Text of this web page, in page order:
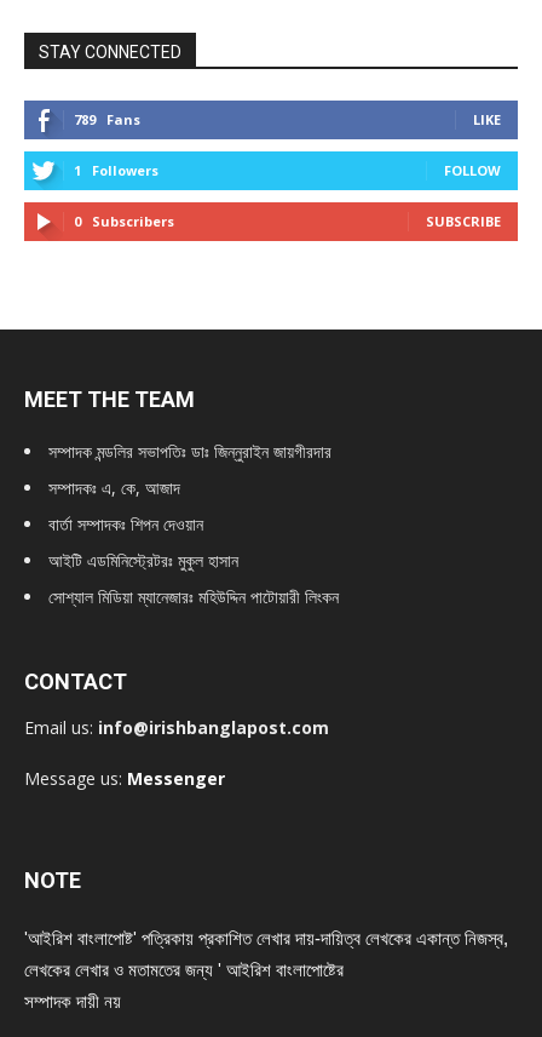
STAY CONNECTED
789 Fans LIKE
1 Followers FOLLOW
0 Subscribers SUBSCRIBE
MEET THE TEAM
সম্পাদক মন্ডলির সভাপতিঃ ডাঃ জিন্নুরাইন জায়গীরদার
সম্পাদকঃ এ, কে, আজাদ
বার্তা সম্পাদকঃ শিপন দেওয়ান
আইটি এডমিনিস্ট্রেটরঃ মুকুল হাসান
সোশ্যাল মিডিয়া ম্যানেজারঃ মহিউদ্দিন পাটোয়ারী লিংকন
CONTACT
Email us: info@irishbanglapost.com
Message us: Messenger
NOTE
'আইরিশ বাংলাপোষ্ট' পত্রিকায় প্রকাশিত লেখার দায়-দায়িত্ব লেখকের একান্ত নিজস্ব,
লেখকের লেখার ও মতামতের জন্য ' আইরিশ বাংলাপোষ্টের
সম্পাদক দায়ী নয়